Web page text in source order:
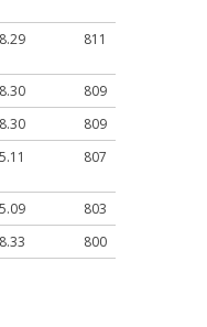
8.29 811
8.30
809
8.30
809
5.11 807
5.09
803
8.33 800